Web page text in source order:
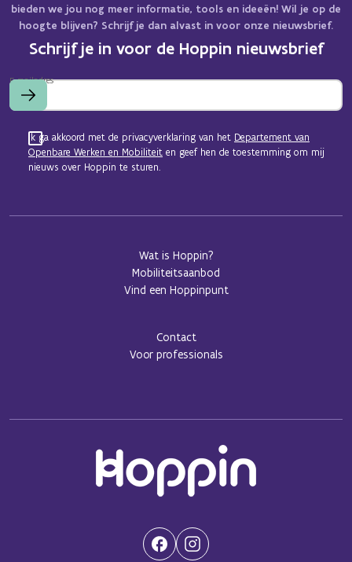
bieden we jou nog meer informatie, tools en ideeën! Wil je op de
hoogte blijven? Schrijf je dan alvast in voor onze nieuwsbrief.
Schrijf je in voor de Hoppin nieuwsbrief
E-mailadres
Ik ga akkoord met de privacyverklaring van het Departement van
Openbare Werken en Mobiliteit en geef hen de toestemming om mij
nieuws over Hoppin te sturen.
Wat is Hoppin?
Mobiliteitsaanbod
Vind een Hoppinpunt
Contact
Voor professionals